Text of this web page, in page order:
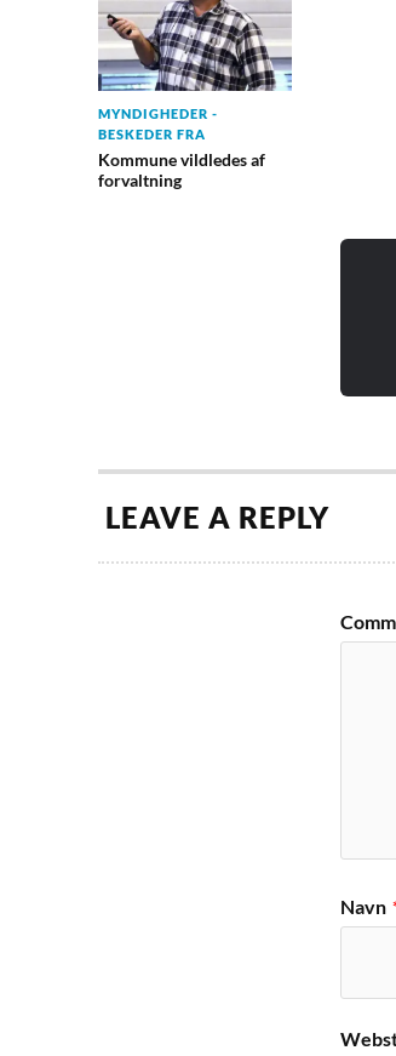
MYNDIGHEDER -
BESKEDER FRA
Kommune vildledes af
forvaltning
LEAVE A REPLY
Navn